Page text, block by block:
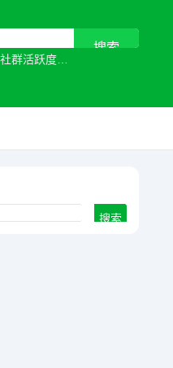
群活跃度